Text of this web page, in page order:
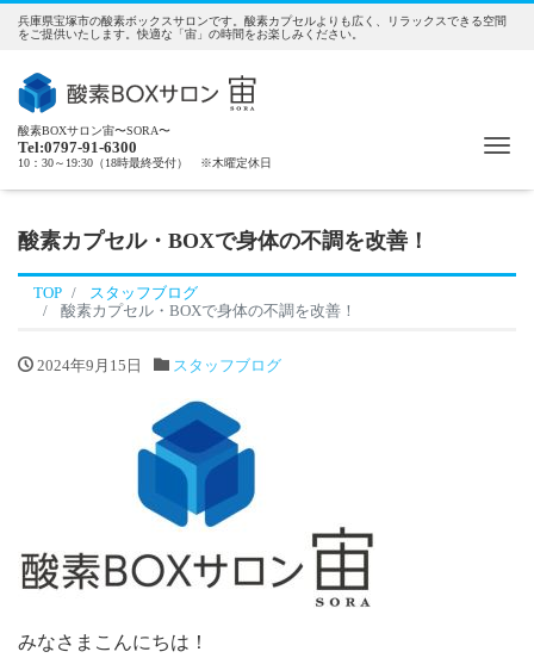
兵庫県宝塚市の酸素ボックスサロンです。酸素カプセルよりも広く、リラックスできる空間
をご提供いたします。快適な「宙」の時間をお楽しみください。
酸素BOXサロン宙〜SORA〜
Tel:0797-91-6300
10：30～19:30（18時最終受付） ※木曜定休日
酸素カプセル・BOXで身体の不調を改善！
TOP
スタッフブログ
酸素カプセル・BOXで身体の不調を改善！
2024年9月15日 スタッフブログ
みなさまこんにちは！